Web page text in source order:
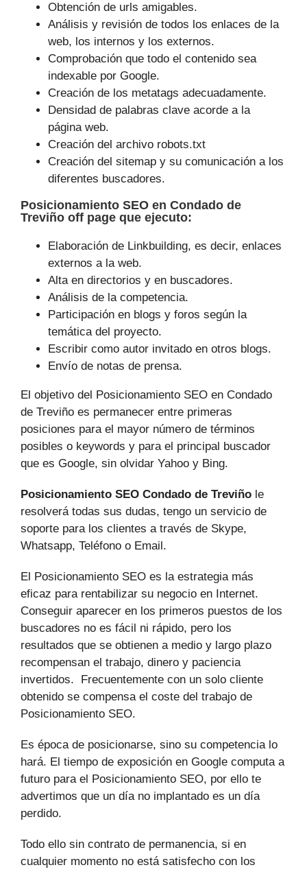
Obtención de urls amigables.
Análisis y revisión de todos los enlaces de la
web, los internos y los externos.
Comprobación que todo el contenido sea
indexable por Google.
Creación de los metatags adecuadamente.
Densidad de palabras clave acorde a la
página web.
Creación del archivo robots.txt
Creación del sitemap y su comunicación a los
diferentes buscadores.
Posicionamiento SEO en Condado de
Treviño off page que ejecuto:
Elaboración de Linkbuilding, es decir, enlaces
externos a la web.
Alta en directorios y en buscadores.
Análisis de la competencia.
Participación en blogs y foros según la
temática del proyecto.
Escribir como autor invitado en otros blogs.
Envío de notas de prensa.
El objetivo del Posicionamiento SEO en Condado
de Treviño es permanecer entre primeras
posiciones para el mayor número de tér­minos
posibles o keywords y para el principal buscador
que es Google, sin olvidar Yahoo y Bing.
Posicionamiento SEO Condado de Treviño le
resolverá todas sus dudas, tengo un servicio de
soporte para los clientes a través de Skype,
Whatsapp, Teléfono o Email.
El Posicionamiento SEO es la estrategia más
eficaz para rentabilizar su negocio en Internet.
Conseguir aparecer en los primeros puestos de los
buscadores no es fácil ni rápido, pero los
resultados que se obtienen a medio y largo plazo
recompensan el trabajo, dinero y paciencia
invertidos. Frecuentemente con un solo cliente
obtenido se compensa el coste del trabajo de
Posicionamiento SEO.
Es época de posicionarse, sino su competencia lo
hará. El tiempo de exposición en Google computa a
futuro para el Posicionamiento SEO, por ello te
advertimos que un día no implantado es un día
perdido.
Todo ello sin contrato de permanencia, si en
cualquier momento no está satisfecho con los